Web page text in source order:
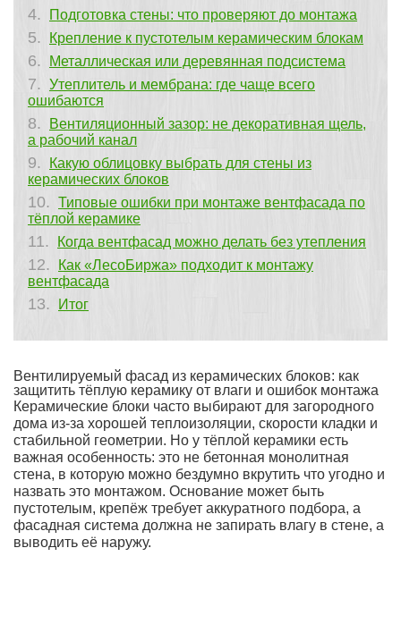
Подготовка стены: что проверяют до монтажа
Крепление к пустотелым керамическим блокам
Металлическая или деревянная подсистема
Утеплитель и мембрана: где чаще всего
ошибаются
Вентиляционный зазор: не декоративная щель,
а рабочий канал
Какую облицовку выбрать для стены из
керамических блоков
Типовые ошибки при монтаже вентфасада по
тёплой керамике
Когда вентфасад можно делать без утепления
Как «ЛесоБиржа» подходит к монтажу
вентфасада
Итог
Вентилируемый фасад из керамических блоков: как
защитить тёплую керамику от влаги и ошибок монтажа
Керамические блоки часто выбирают для загородного
дома из-за хорошей теплоизоляции, скорости кладки и
стабильной геометрии. Но у тёплой керамики есть
важная особенность: это не бетонная монолитная
стена, в которую можно бездумно вкрутить что угодно и
назвать это монтажом. Основание может быть
пустотелым, крепёж требует аккуратного подбора, а
фасадная система должна не запирать влагу в стене, а
выводить её наружу.